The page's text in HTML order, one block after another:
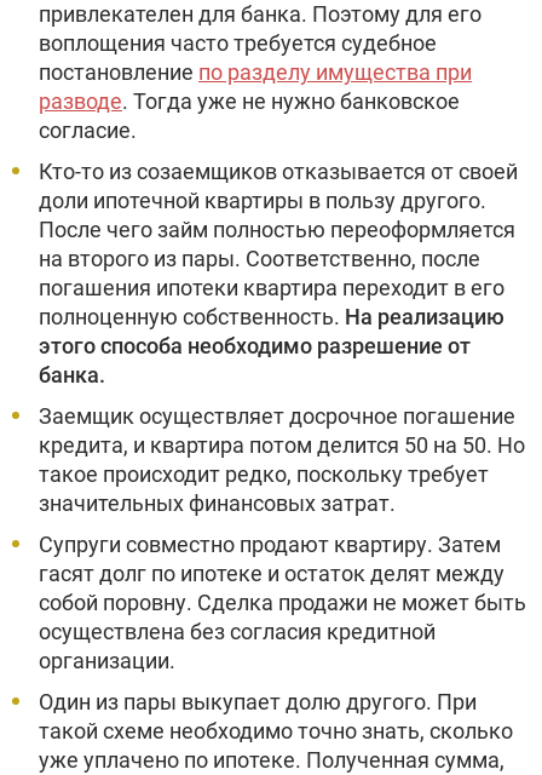
привлекателен для банка. Поэтому для его
воплощения часто требуется судебное
постановление по разделу имущества при
разводе. Тогда уже не нужно банковское
согласие.
Кто-то из созаемщиков отказывается от своей
доли ипотечной квартиры в пользу другого.
После чего займ полностью переоформляется
на второго из пары. Соответственно, после
погашения ипотеки квартира переходит в его
полноценную собственность. На реализацию
этого способа необходимо разрешение от
банка.
Заемщик осуществляет досрочное погашение
кредита, и квартира потом делится 50 на 50. Но
такое происходит редко, поскольку требует
значительных финансовых затрат.
Супруги совместно продают квартиру. Затем
гасят долг по ипотеке и остаток делят между
собой поровну. Сделка продажи не может быть
осуществлена без согласия кредитной
организации.
Один из пары выкупает долю другого. При
такой схеме необходимо точно знать, сколько
уже уплачено по ипотеке. Полученная сумма,